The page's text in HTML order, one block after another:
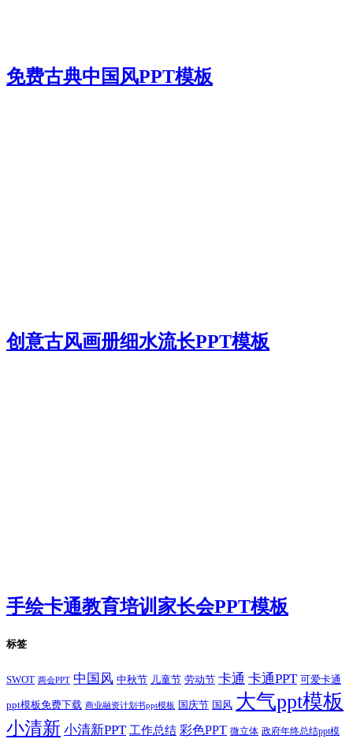
免费古典中国风PPT模板
创意古风画册细水流长PPT模板
手绘卡通教育培训家长会PPT模板
标签
SWOT 两会PPT 中国风 中秋节 儿童节 劳动节 卡通 卡通PPT 可爱卡通
ppt模板免费下载 商业融资计划书ppt模板 国庆节 国风 大气ppt模板
小清新 小清新PPT 工作总结 彩色PPT 微立体 政府年终总结ppt模